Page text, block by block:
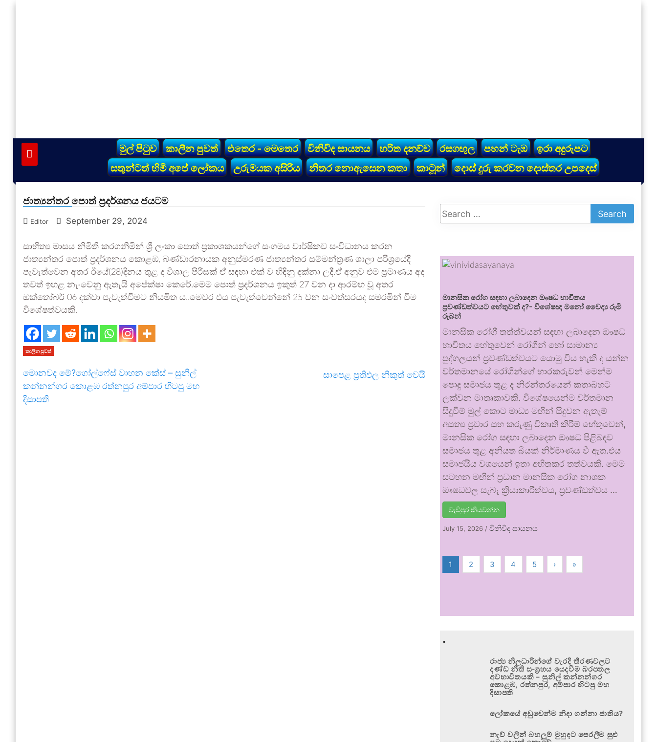
මුල් පිටුව කාලීන පුවත් එතෙර - මෙතෙර විනිවිද සායනය හරිත දනව්ව රසගඟුල පහන් ටැඹ
ඉරා අදුරුපට
සතුන්ටත් හිමි අපේ ලෝකය
උරුමයක අසිරිය නිතර නොඇසෙන කතා කාටූන් දොස් දුරු කරවන දොස්තර උපදෙස්
ජාත්‍යන්තර පොත් ප්‍රදර්ශනය ජයටම
Editor September 29, 2024
සාහිත්‍ය මාසය නිමිති කරගනිමින් ශ්‍රී ලංකා පොත් ප්‍රකාශකයන්ගේ සංගමය වාර්ෂිකව සංවිධානය කරන
ජාත්‍යන්තර පොත් ප්‍රදර්ශනය කොළඹ, බණ්ඩාරනායක අනුස්මරණ ජාත්‍යන්තර සම්මන්ත්‍රණ ශාලා පරිශ්‍රයේදී
පැවැත්වෙන අතර ඊයේ(28)දිනය තුළ ද විශාල පිරිසක් ඒ සඳහා එක් ව හිඳිනු දක්නා ලදී.ඒ අනුව එම ප්‍රමාණය අද
තවත් ඉහළ නැංවෙනු ඇතැයි අපේක්ෂා කෙරේ.මෙම පොත් ප්‍රදර්ශනය ඉකුත් 27 වන දා ආරම්භ වූ අතර
ඔක්තෝබර් 06 දක්වා පැවැත්වීමට නියමිත ය..මෙවර එය පැවැත්වෙන්නේ 25 වන සංවත්සරයද සමරමින් වීම
විශේෂත්වයකි.
කාලීන පුවත්
මොනවද මේ?ගෝල්ෆේස් වාහන කේස් – සුනිල්
කන්නන්ගර කොළඹ රත්නපුර අම්පාර හිටපු මහ
දිසාපති
සාපෙළ ප්‍රතිඵල නිකුත් වෙයි
මානසික රෝග සඳහා ලබාදෙන ඖෂධ භාවිතය
ප්‍රචණ්ඩත්වයට හේතුවක් ද?- විශේෂඥ මනෝ වෛද්‍ය රූමි
රූබන්
මානසික රෝගී තත්ත්වයන් සඳහා ලබාදෙන ඖෂධ
භාවිතය හේතුවෙන් රෝගීන් හෝ සාමාන්‍ය
පුද්ගලයන් ප්‍රචණ්ඩත්වයට යොමු විය හැකි ද යන්න
වර්තමානයේ රෝගීන්ගේ භාරකරුවන් මෙන්ම
පොදු සමාජය තුළ ද නිරන්තරයෙන් කතාබහට
ලක්වන මාතෘකාවකි. විශේෂයෙන්ම වර්තමාන
සිදුවීම් මුල් කොට මාධ්‍ය මඟින් සිදුවන ඇතැම්
අසත්‍ය ප්‍රචාර සහ කරුණු විකෘති කිරීම් හේතුවෙන්,
මානසික රෝග සඳහා ලබාදෙන ඖෂධ පිළිබඳව
සමාජය තුළ අනියත බියක් නිර්මාණය වී ඇත.එය
සමාජයීය වශයෙන් ඉතා අහිතකර තත්වයකි. මෙම
සටහන මඟින් ප්‍රධාන මානසික රෝග නාශක
ඖෂධවල සැබෑ ක්‍රියාකාරීත්වය, ප්‍රචණ්ඩත්වය …
වැඩිපුර කියවන්න
July 15, 2026 /විනිවිද සායනය
1 2 3 4 5 › »
.
රාජ්‍ය නිලධාරීන්ගේ වැරදි තීරණවලට
දණ්ඩ නීති සංග්‍රහය යෙදවීම බරපතල
අවභාවිතයකි – සුනිල් කන්නන්ගර
කොළඹ, රත්නපුර, අම්පාර හිටපු මහ
දිසාපති
ලෝකයේ අඩුවෙන්ම නිදා ගන්නා ජාතිය?
නැව් වලින් බහලුම් මුහුදට පෙරලීම සුළු